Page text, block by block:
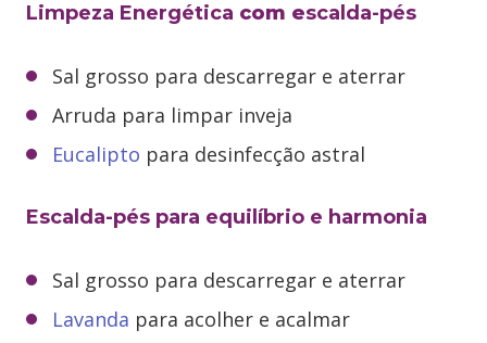
Limpeza Energética com escalda-pés
Sal grosso para descarregar e aterrar
Arruda para limpar inveja
Eucalipto para desinfecção astral
Escalda-pés para equilíbrio e harmonia
Sal grosso para descarregar e aterrar
Lavanda para acolher e acalmar